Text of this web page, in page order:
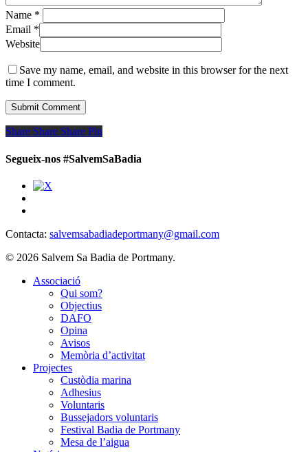
Name *
Email *
Website
Save my name, email, and website in this browser for the next
time I comment.
Share
Share Share Share Pin
Segueix-nos #SalvemSaBadia
Contacta: salvemsabadiadeportmany@gmail.com
© 2026 Salvem Sa Badia de Portmany.
Close
Associació
Qui som?
Objectius
DAFO
Opina
Avisos
Memòria d’activitat
Projectes
Custòdia marina
Adhesius
Voluntaris
Bussejadors voluntaris
Festival Badia de Portmany
Mesa de l’aigua